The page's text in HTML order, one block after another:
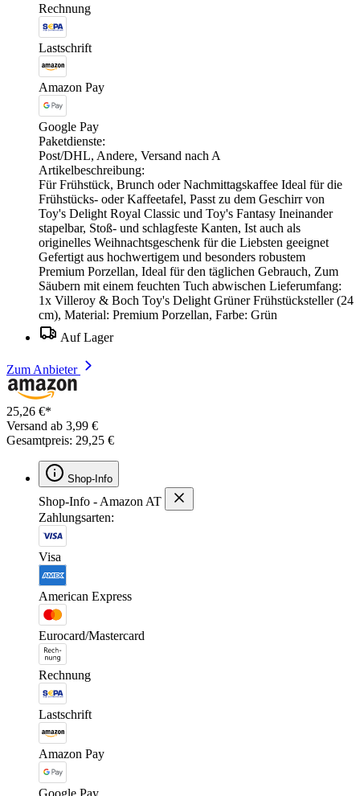
Rechnung
Lastschrift
Amazon Pay
Google Pay
Paketdienste:
Post/DHL, Andere, Versand nach A
Artikelbeschreibung:
Für Frühstück, Brunch oder Nachmittagskaffee Ideal für die
Frühstücks- oder Kaffeetafel, Passt zu dem Geschirr von
Toy's Delight Royal Classic und Toy's Fantasy Ineinander
stapelbar, Stoß- und schlagfeste Kanten, Ist auch als
originelles Weihnachtsgeschenk für die Liebsten geeignet
Gefertigt aus hochwertigem und besonders robustem
Premium Porzellan, Ideal für den täglichen Gebrauch, Zum
Säubern mit einem feuchten Tuch abwischen Lieferumfang:
1x Villeroy & Boch Toy's Delight Grüner Frühstücksteller (24
cm), Material: Premium Porzellan, Farbe: Grün
Auf Lager
Zum Anbieter
25,26 €*
Versand ab 3,99 €
Gesamtpreis: 29,25 €
Shop-Info
Shop-Info - Amazon AT
Zahlungsarten:
Visa
American Express
Eurocard/Mastercard
Rechnung
Lastschrift
Amazon Pay
Google Pay